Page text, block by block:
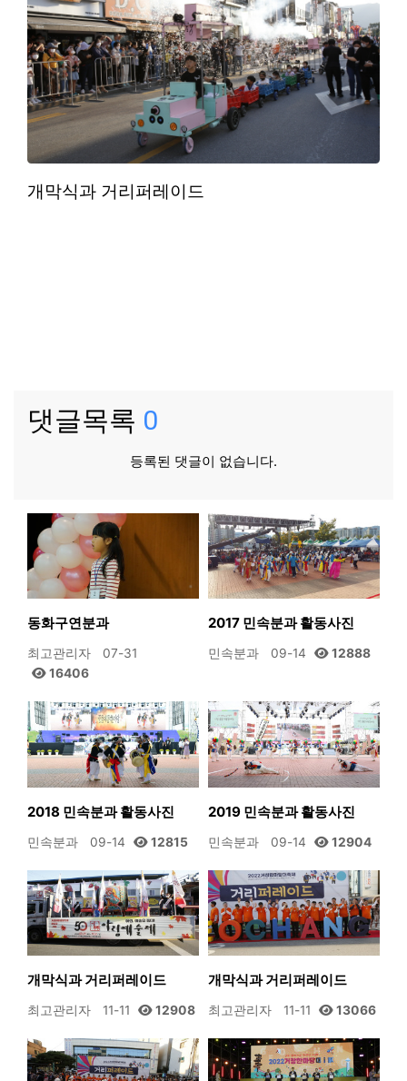
개막식과 거리퍼레이드
댓글목록 0
등록된 댓글이 없습니다.
동화구연분과
최고관리자
07-31
16406
2017 민속분과 활동사진
민속분과 09-14 12888
2018 민속분과 활동사진
민속분과 09-14 12815
2019 민속분과 활동사진
민속분과 09-14 12904
개막식과 거리퍼레이드
최고관리자 11-11 12908
개막식과 거리퍼레이드
최고관리자 11-11 13066